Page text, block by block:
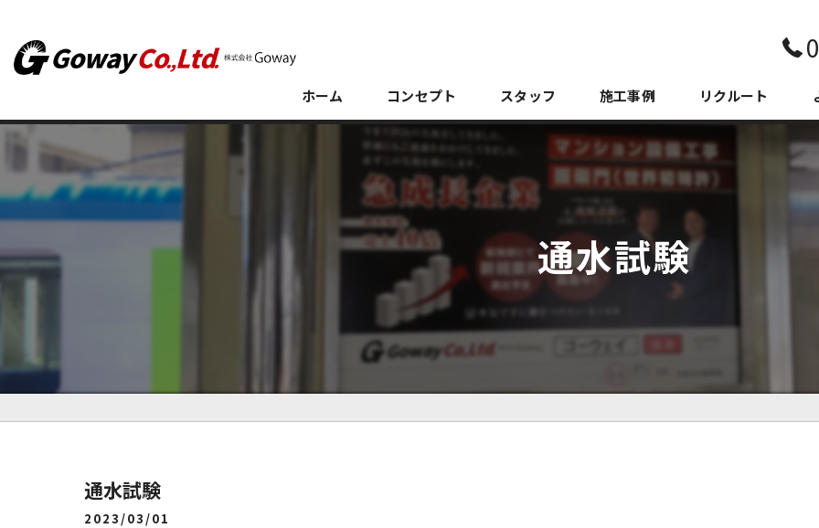
ホーム コンセプト スタッフ 施工事例 リクルート
通水試験
通水試験
2023/03/01